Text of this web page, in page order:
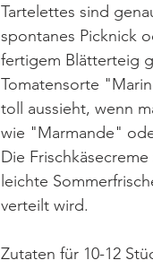
Tartelettes sind
spontanes Picknick
fertigem Blätterteig
Tomatensorte
toll aussieht, wenn
wie "Marmande"
Die
leichte
verteilt wird.
Zutaten für 10-12